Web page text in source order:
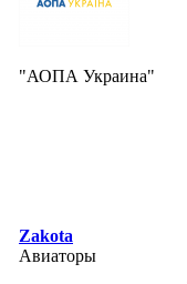
"АОПА Украина"
Zakota
Авиаторы